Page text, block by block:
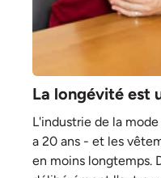
La longévité est
L'industrie de la
a 20 ans - et les
en moins longtemps.